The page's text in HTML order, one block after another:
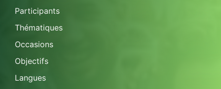
Participants
Thématiques
Occasions
Objectifs
Langues